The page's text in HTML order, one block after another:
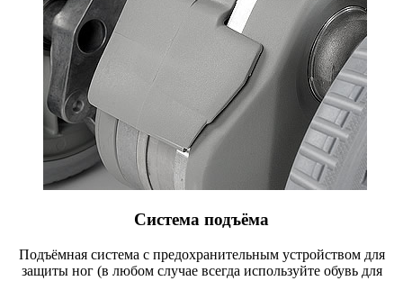
Система подъёма
Подъёмная система с предохранительным устройством для
защиты ног (в любом случае всегда используйте обувь для